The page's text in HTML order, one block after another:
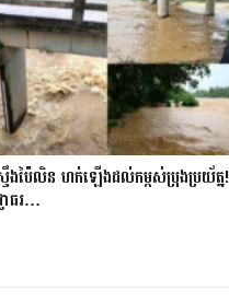
ងប៉ៃលិន ហក់ឡើងដល់កម្ពស់ប្រុងប្រយ័ត្ន!
ាធរ…